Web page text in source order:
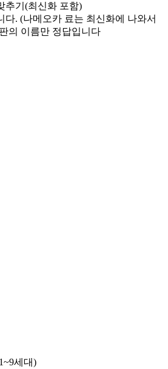
추기(최신화 포함)
다. (나메오카 료는 최신화에 나와서
의 이름만 정답입니다